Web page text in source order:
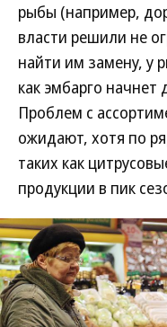
рыбы (например,
власти решили не
найти им замену, у
как эмбарго начнет
Проблем с
ожидают, хотя по
таких как
продукции в пик